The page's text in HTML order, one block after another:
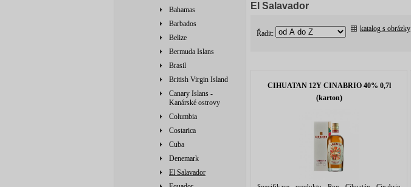
Bahamas
Barbados
Belize
Bermuda Islans
Brasil
British Virgin Island
Canary Islans -
Kanárské ostrovy
Columbia
Costarica
Cuba
Denemark
El Salavador
El Salavador
Řadit:
katalog s obrázky
CIHUATAN 12Y CINABRIO 40% 0,7l
(karton)